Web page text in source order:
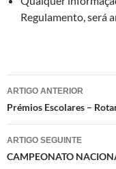
Regulamento, será
Navegação
de
artigos
ARTIGO ANTERIOR
Prémios Escolares –
ARTIGO SEGUINTE
CAMPEONATO